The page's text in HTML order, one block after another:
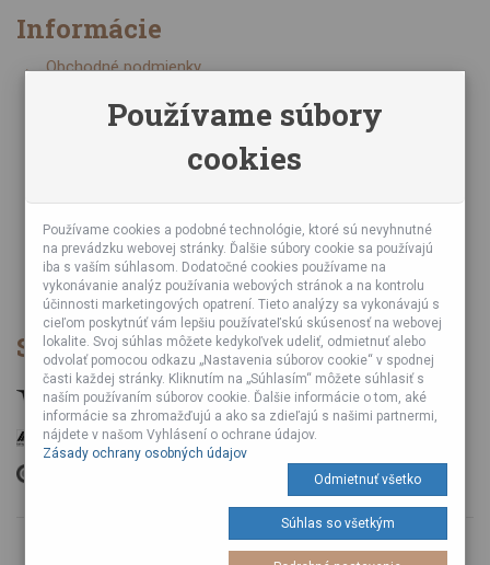
Informácie
Obchodné podmienky
Online kurzy bubnovania
Poznáte nás z TV a Rádia
Partnerské predajne
Testy výrobkov
Ekológia
Veľkoobchod
Spôsob platby
Používame súbory
cookies
Používame cookies a podobné technológie, ktoré sú nevyhnutné
na prevádzku webovej stránky. Ďalšie súbory cookie sa používajú
iba s vaším súhlasom. Dodatočné cookies používame na
vykonávanie analýz používania webových stránok a na kontrolu
účinnosti marketingových opatrení. Tieto analýzy sa vykonávajú s
cieľom poskytnúť vám lepšiu používateľskú skúsenosť na webovej
lokalite. Svoj súhlas môžete kedykoľvek udeliť, odmietnuť alebo
odvolať pomocou odkazu „Nastavenia súborov cookie“ v spodnej
časti každej stránky. Kliknutím na „Súhlasím“ môžete súhlasiť s
naším používaním súborov cookie. Ďalšie informácie o tom, aké
informácie sa zhromažďujú a ako sa zdieľajú s našimi partnermi,
nájdete v našom Vyhlásení o ochrane údajov.
Zásady ochrany osobných údajov
Odmietnuť všetko
Súhlas so všetkým